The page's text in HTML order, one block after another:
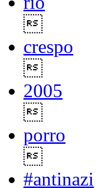
crespo
2005
porro
#antinazi